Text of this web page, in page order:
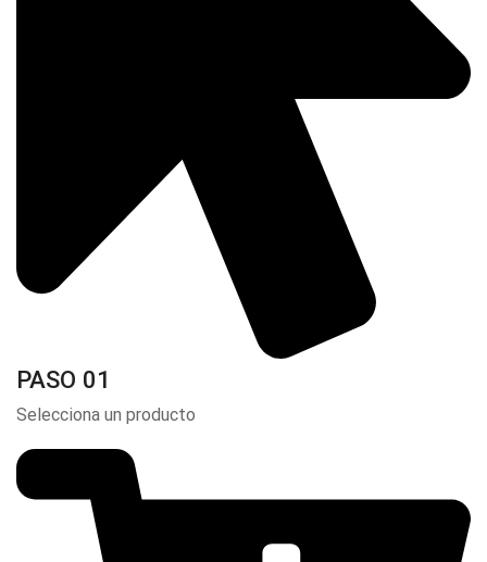
PASO 01
Selecciona un producto